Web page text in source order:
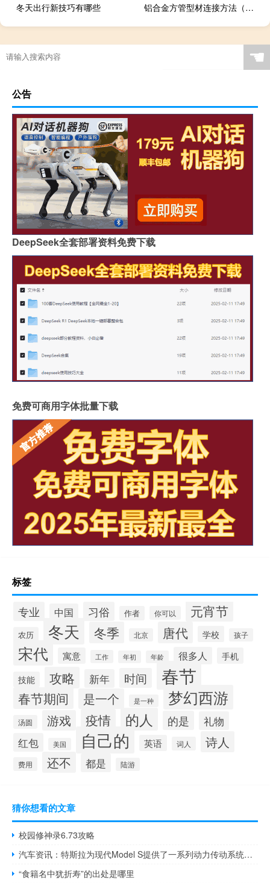
冬天出行新技巧有哪些
铝合金方管型材连接方法（铝合金方管型材规格）
☚
公告
DeepSeek全套部署资料免费下载
免费可商用字体批量下载
标签
专业 中国 习俗 作者 你可以 元宵节
农历 冬天 冬季 北京 唐代 学校 孩子
宋代 寓意 工作 年初 年龄 很多人 手机
技能 攻略 新年 时间 春节
春节期间 是一个 是一种 梦幻西游
汤圆 游戏 疫情 的人 的是
礼物
红包
美国 自己的 英语 词人 诗人
费用 还不 都是 陆游
猜你想看的文章
校园修神录6.73攻略
汽车资讯：​特斯拉为现代Model S提供了一系列动力传动系统选择
“食籍名中犹折寿”的出处是哪里